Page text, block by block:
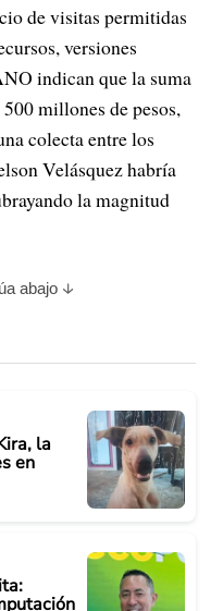
de visitas permitidas
versiones
indican que la suma
millones de pesos,
colecta entre los
Velásquez habría
la magnitud
abajo
la
en